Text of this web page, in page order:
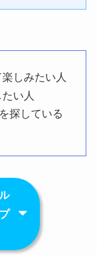
しみたい人
い人
探している